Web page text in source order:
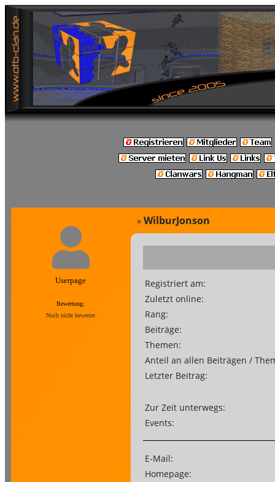
Userpage
Bewertung:
Noch nicht bewertet
» WilburJonson
Registriert am:
Zuletzt online:
Rang:
Beiträge:
Themen:
Anteil an allen Beiträgen /
Letzter Beitrag:
Zur Zeit unterwegs:
Events:
E-Mail:
Homepage: